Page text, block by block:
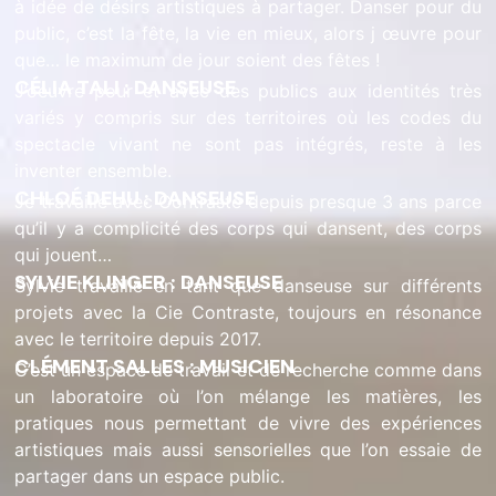
à idée de désirs artistiques à partager. Danser pour du
public, c’est la fête, la vie en mieux, alors j œuvre pour
que… le maximum de jour soient des fêtes !
J’oeuvre pour et avec des publics aux identités très
variés y compris sur des territoires où les codes du
spectacle vivant ne sont pas intégrés, reste à les
Je travaille avec Contraste depuis presque 3 ans parce
qu’il y a complicité des corps qui dansent, des corps
qui jouent…
SYLVIE KLINGER : DANSEUSE
Sylvie travaille en tant que danseuse sur différents
projets avec la Cie Contraste, toujours en résonance
avec le territoire depuis 2017.
CLÉMENT SALLES : MUSICIEN
C’est un espace de travail et de recherche comme dans
un laboratoire où l’on mélange les matières, les
pratiques nous permettant de vivre des expériences
artistiques mais aussi sensorielles que l’on essaie de
partager dans un espace public.